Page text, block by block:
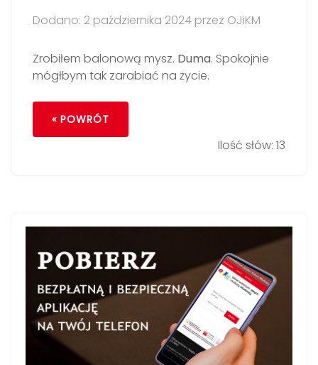
Dodano: 2 października 2024 przez OJiKM
Zrobiłem balonową mysz. Duma. Spokojnie
mógłbym tak zarabiać na życie.
« POWRÓT
Ilość słów: 13